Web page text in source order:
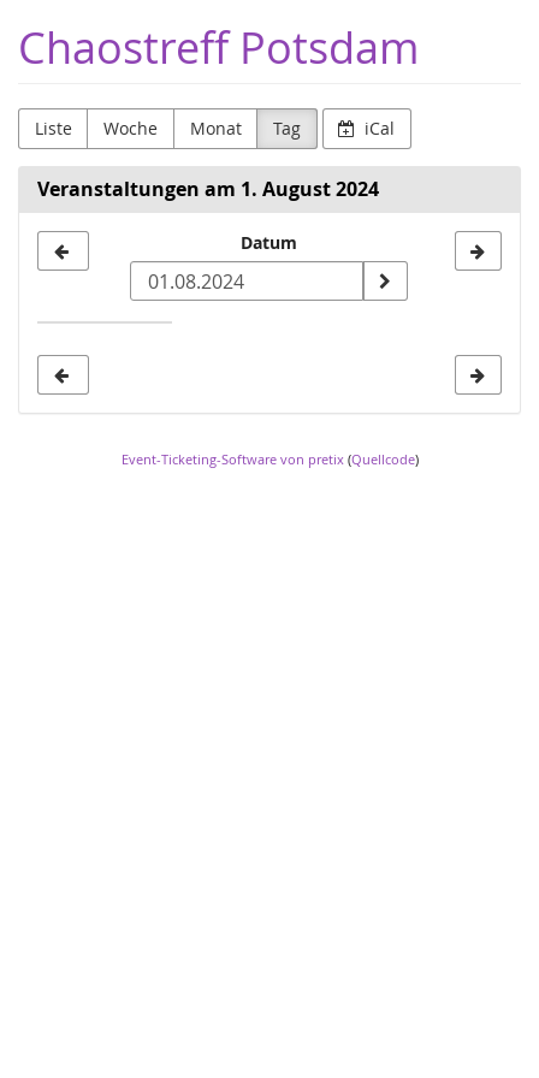
Haupt-
Inhalt
Chaostreff Potsdam
Liste Woche Monat Tag iCal
Veranstaltungen am 1. August 2024
zur
Anzeige
Datum
Event-Ticketing-Software von pretix(Quellcode)